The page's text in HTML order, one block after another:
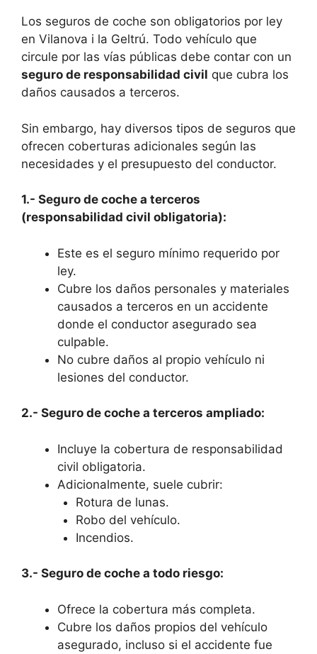
Los seguros de coche son obligatorios por ley
en Vilanova i la Geltrú. Todo vehículo que
circule por las vías públicas debe contar con un
seguro de responsabilidad civil que cubra los
daños causados a terceros.
Sin embargo, hay diversos tipos de seguros que
ofrecen coberturas adicionales según las
necesidades y el presupuesto del conductor.
1.- Seguro de coche a terceros
(responsabilidad civil obligatoria):
Este es el seguro mínimo requerido por
ley.
Cubre los daños personales y materiales
causados a terceros en un accidente
donde el conductor asegurado sea
culpable.
No cubre daños al propio vehículo ni
lesiones del conductor.
2.- Seguro de coche a terceros ampliado:
Incluye la cobertura de responsabilidad
civil obligatoria.
Adicionalmente, suele cubrir:
Rotura de lunas.
Robo del vehículo.
Incendios.
3.- Seguro de coche a todo riesgo:
Ofrece la cobertura más completa.
Cubre los daños propios del vehículo
asegurado, incluso si el accidente fue